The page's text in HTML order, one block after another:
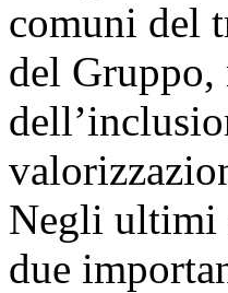
comuni del
del
Negli ultimi
due